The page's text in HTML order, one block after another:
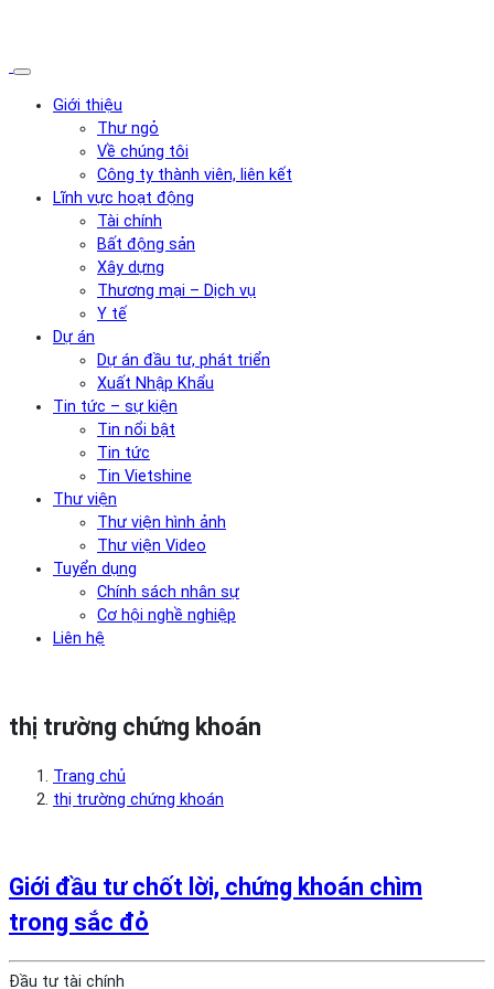
Giới thiệu
Thư ngỏ
Về chúng tôi
Công ty thành viên, liên kết
Lĩnh vực hoạt động
Tài chính
Bất động sản
Xây dựng
Thương mại – Dịch vụ
Y tế
Dự án
Dự án đầu tư, phát triển
Xuất Nhập Khẩu
Tin tức – sự kiện
Tin nổi bật
Tin tức
Tin Vietshine
Thư viện
Thư viện hình ảnh
Thư viện Video
Tuyển dụng
Chính sách nhân sự
Cơ hội nghề nghiệp
Liên hệ
thị trường chứng khoán
Trang chủ
thị trường chứng khoán
Giới đầu tư chốt lời, chứng khoán chìm
trong sắc đỏ
Đầu tư tài chính